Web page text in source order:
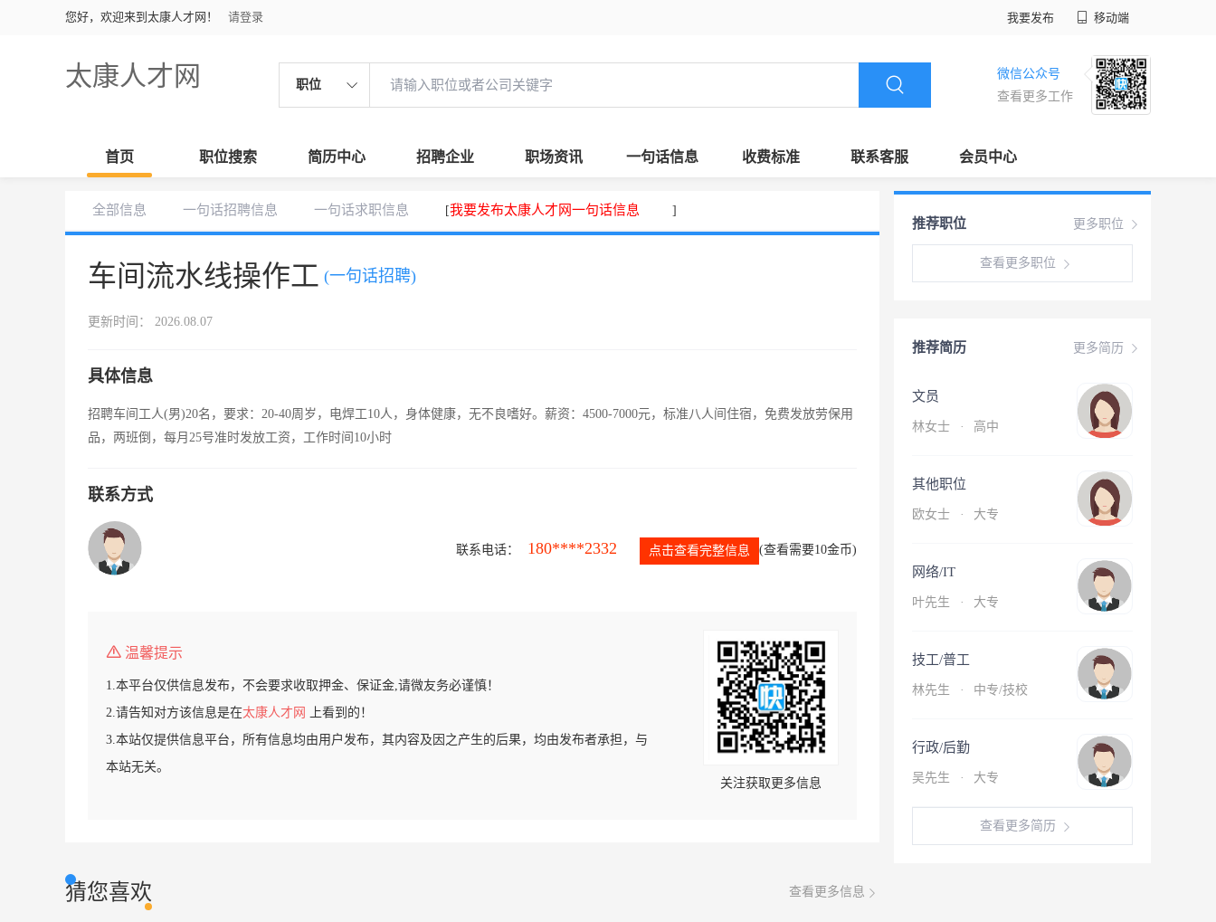
您好，欢迎来到太康人才网！ 请登录 我要发布 移动端
太康人才网 职位
微信公众号
查看更多工作
首页 职位搜索 简历中心 招聘企业 职场资讯 一句话信息 收费标准 联系客服 会员中心
全部信息 一句话招聘信息 一句话求职信息 [我要发布太康人才网一句话信息 ]
车间流水线操作工 (一句话招聘)
更新时间： 2026.08.07
具体信息
招聘车间工人(男)20名，要求：20-40周岁，电焊工10人，身体健康，无不良嗜好。薪资：4500-7000元，标准八人间住宿，免费发放劳保用
品，两班倒，每月25号准时发放工资，工作时间10小时
联系方式
联系电话： 180****2332 点击查看完整信息 (查看需要10金币)
温馨提示
1.本平台仅供信息发布，不会要求收取押金、保证金,请微友务必谨慎！
2.请告知对方该信息是在太康人才网
上看到的！
3.本站仅提供信息平台，所有信息均由用户发布，其内容及因之产生的后果，均由发布者承担，与
本站无关。
关注获取更多信息
猜您喜欢 查看更多信息
更多职位
推荐职位
查看更多职位
更多简历
推荐简历
文员
林女士 · 高中
其他职位
欧女士 · 大专
网络/IT
叶先生 · 大专
技工/普工
林先生 · 中专/技校
行政/后勤
吴先生 · 大专
查看更多简历